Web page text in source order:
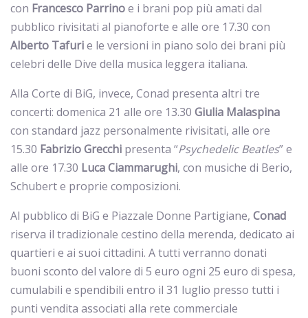
con Francesco Parrinoe i brani pop più amati dal
pubblico rivisitati al pianoforte e alle ore 17.30 con
Alberto Tafurie le versioni in piano solo dei brani più
celebri delle Dive della musica leggera italiana.
Alla Corte di BiG, invece, Conad presenta altri tre
concerti: domenica 21 alle ore 13.30 Giulia Malaspina
con standard jazz personalmente rivisitati, alle ore
15.30 Fabrizio Grecchi presenta “Psychedelic Beatles” e
alle ore 17.30 Luca Ciammarughi, con musiche di Berio,
Schubert e proprie composizioni.
Al pubblico di BiG e Piazzale Donne Partigiane, Conad
riserva il tradizionale cestino della merenda, dedicato ai
quartieri e ai suoi cittadini. A tutti verranno donati
buoni sconto del valore di 5 euro ogni 25 euro di spesa,
cumulabili e spendibili entro il 31 luglio presso tutti i
punti vendita associati alla rete commerciale